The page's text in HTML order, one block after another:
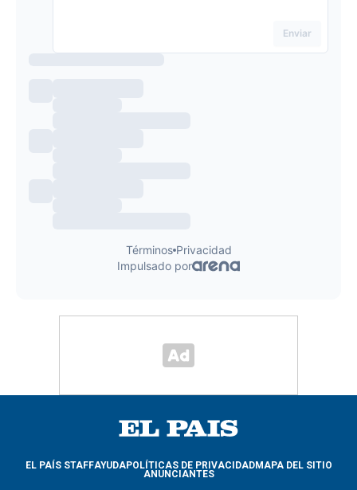
EL PAÍS STAFFAYUDAPOLÍTICAS DE PRIVACIDADMAPA DEL SITIO
ANUNCIANTES